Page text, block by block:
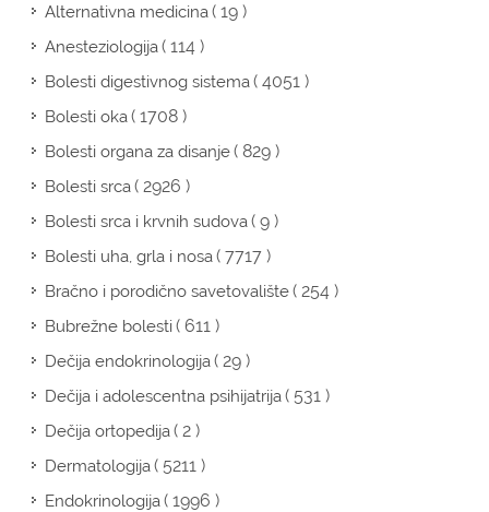
Alternativna medicina( 19 )
Anesteziologija( 114 )
Bolesti digestivnog sistema( 4051 )
Bolesti oka( 1708 )
Bolesti organa za disanje( 829 )
Bolesti srca( 2926 )
Bolesti srca i krvnih sudova( 9 )
Bolesti uha, grla i nosa( 7717 )
Bračno i porodično savetovalište( 254 )
Bubrežne bolesti( 611 )
Dečija endokrinologija( 29 )
Dečija i adolescentna psihijatrija( 531 )
Dečija ortopedija( 2 )
Dermatologija( 5211 )
Endokrinologija( 1996 )